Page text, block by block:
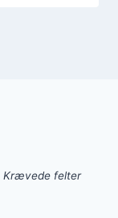
Krævede felter